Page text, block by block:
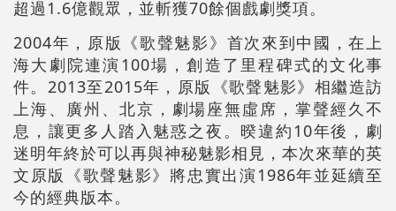
超過1.6億觀眾，並斬獲70餘個戲劇獎項。
2004年，原版《歌聲魅影》首次來到中國，在上
海大劇院連演100場，創造了里程碑式的文化事
件。2013至2015年，原版《歌聲魅影》相繼造訪
上海、廣州、北京，劇場座無虛席，掌聲經久不
息，讓更多人踏入魅惑之夜。暌違約10年後，劇
迷明年終於可以再與神秘魅影相見，本次來華的英
文原版《歌聲魅影》將忠實出演1986年並延續至
今的經典版本。